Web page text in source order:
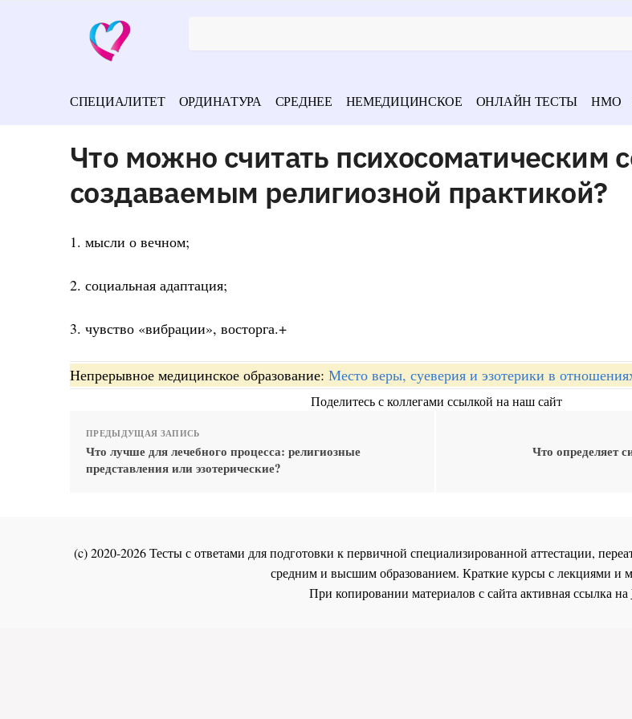
СПЕЦИАЛИТЕТ ОРДИНАТУРА СРЕДНЕЕ НЕМЕДИЦИНСКОЕ ОНЛАЙН ТЕСТЫ НМО
Что можно считать психосоматическим
создаваемым религиозной практикой?
1. мысли о вечном;
2. социальная адаптация;
3. чувство «вибрации», восторга.+
Непрерывное медицинское образование: Место веры, суеверия и эзотерики в
Поделитесь с коллегами ссылкой на наш сайт
ПРЕДЫДУЩАЯ ЗАПИСЬ
Что лучше для лечебного процесса: религиозные
представления или эзотерические?
Что определяет
(c) 2020-2026 Тесты с ответами для подготовки к первичной специализированной аттестации,
средним и высшим образованием. Краткие курсы с лекциями и
При копировании материалов с сайта активная ссылка на